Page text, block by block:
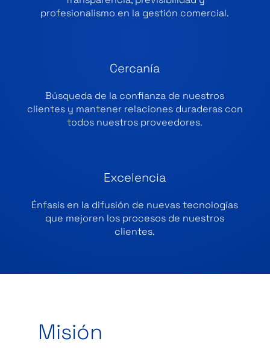
profesionalismo en la gestión comercial.
Cercanía
Búsqueda de la confianza de nuestros
clientes y mantener relaciones duraderas con
todos nuestros proveedores.
Excelencia
Énfasis en la difusión de nuevas tecnologías
que mejoren los procesos de nuestros
clientes.
Misión